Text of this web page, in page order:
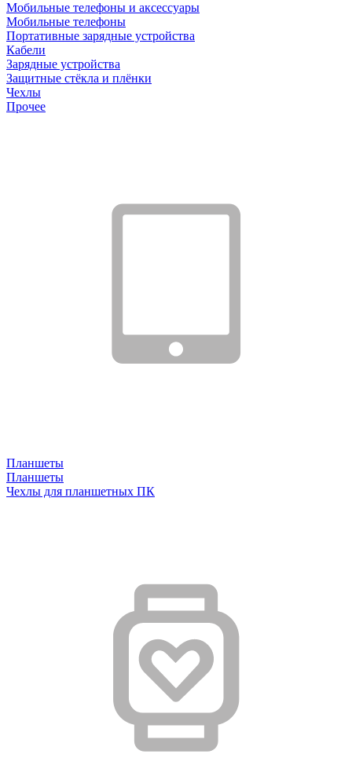
Мобильные телефоны и аксессуары
Мобильные телефоны
Портативные зарядные устройства
Кабели
Зарядные устройства
Защитные стёкла и плёнки
Чехлы
Прочее
Планшеты
Планшеты
Чехлы для планшетных ПК